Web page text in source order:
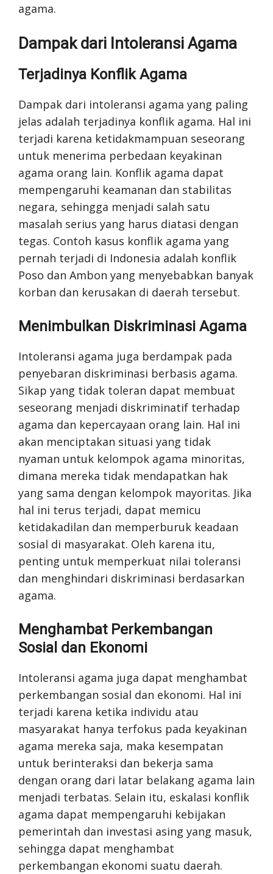
agama.
Dampak dari Intoleransi Agama
Terjadinya Konflik Agama
Dampak dari intoleransi agama yang paling
jelas adalah terjadinya konflik agama. Hal ini
terjadi karena ketidakmampuan seseorang
untuk menerima perbedaan keyakinan
agama orang lain. Konflik agama dapat
mempengaruhi keamanan dan stabilitas
negara, sehingga menjadi salah satu
masalah serius yang harus diatasi dengan
tegas. Contoh kasus konflik agama yang
pernah terjadi di Indonesia adalah konflik
Poso dan Ambon yang menyebabkan banyak
korban dan kerusakan di daerah tersebut.
Menimbulkan Diskriminasi Agama
Intoleransi agama juga berdampak pada
penyebaran diskriminasi berbasis agama.
Sikap yang tidak toleran dapat membuat
seseorang menjadi diskriminatif terhadap
agama dan kepercayaan orang lain. Hal ini
akan menciptakan situasi yang tidak
nyaman untuk kelompok agama minoritas,
dimana mereka tidak mendapatkan hak
yang sama dengan kelompok mayoritas. Jika
hal ini terus terjadi, dapat memicu
ketidakadilan dan memperburuk keadaan
sosial di masyarakat. Oleh karena itu,
penting untuk memperkuat nilai toleransi
dan menghindari diskriminasi berdasarkan
agama.
Menghambat Perkembangan
Sosial dan Ekonomi
Intoleransi agama juga dapat menghambat
perkembangan sosial dan ekonomi. Hal ini
terjadi karena ketika individu atau
masyarakat hanya terfokus pada keyakinan
agama mereka saja, maka kesempatan
untuk berinteraksi dan bekerja sama
dengan orang dari latar belakang agama lain
menjadi terbatas. Selain itu, eskalasi konflik
agama dapat mempengaruhi kebijakan
pemerintah dan investasi asing yang masuk,
sehingga dapat menghambat
perkembangan ekonomi suatu daerah.